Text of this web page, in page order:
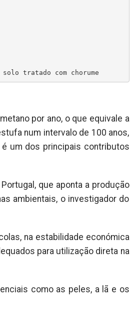
tratado com chorume
por ano, o que equivale a
num intervalo de 100 anos,
um dos principais contributos
que aponta a produção
ambientais, o investigador do
na estabilidade económica
para utilização direta na
como as peles, a lã e os